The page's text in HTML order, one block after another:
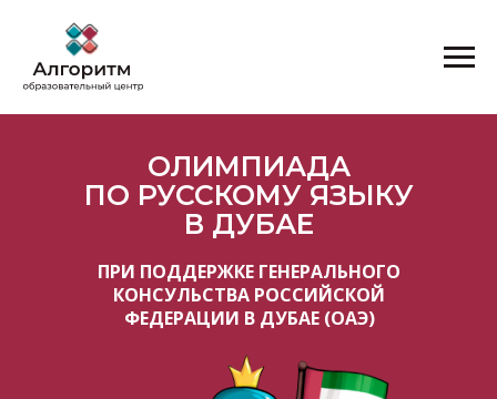
ОЛИМПИАДА
ПО РУССКОМУ ЯЗЫКУ
В ДУБАЕ
ПРИ ПОДДЕРЖКЕ ГЕНЕРАЛЬНОГО
КОНСУЛЬСТВА РОССИЙСКОЙ
ФЕДЕРАЦИИ В ДУБАЕ (ОАЭ)